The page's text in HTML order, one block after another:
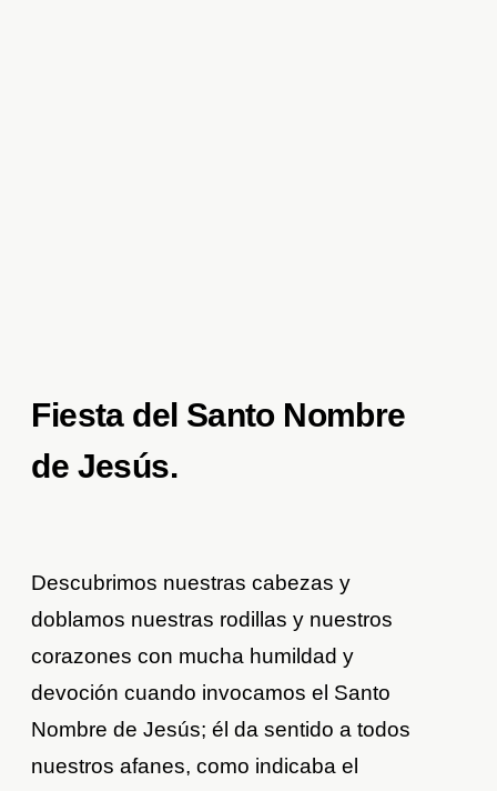
Fiesta del Santo Nombre
de Jesús.
Descubrimos nuestras cabezas y
doblamos nuestras rodillas y nuestros
corazones con mucha humildad y
devoción cuando invocamos el Santo
Nombre de Jesús; él da sentido a todos
nuestros afanes, como indicaba el